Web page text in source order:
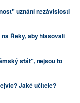
uznání nezávislosti
Řeky, aby hlasovali
stát", nejsou to
Jaké učitele?